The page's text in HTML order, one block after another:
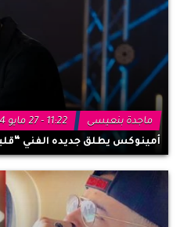
ماجدة بنعيسى
11:22 - 27 مايو 2024
أمينوكس يطلق جديده الفني